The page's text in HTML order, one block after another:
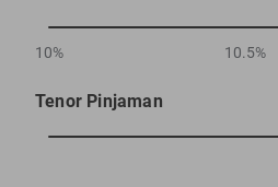
10% 10.5%
Tenor Pinjaman